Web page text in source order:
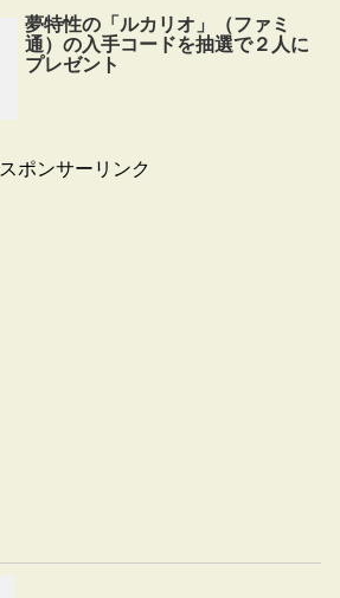
夢特性の「ルカリオ」（ファミ
通）の入手コードを抽選で２人に
プレゼント
スポンサーリンク